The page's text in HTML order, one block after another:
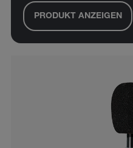
PRODUKT ANZEIGEN